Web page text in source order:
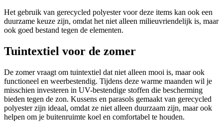
Het gebruik van gerecycled polyester voor deze items kan ook een
duurzame keuze zijn, omdat het niet alleen milieuvriendelijk is, maar
ook goed bestand tegen de elementen.
Tuintextiel voor de zomer
De zomer vraagt om tuintextiel dat niet alleen mooi is, maar ook
functioneel en weerbestendig. Tijdens deze warme maanden wil je
misschien investeren in UV-bestendige stoffen die bescherming
bieden tegen de zon. Kussens en parasols gemaakt van gerecycled
polyester zijn ideaal, omdat ze niet alleen duurzaam zijn, maar ook
helpen om je buitenruimte koel en comfortabel te houden.